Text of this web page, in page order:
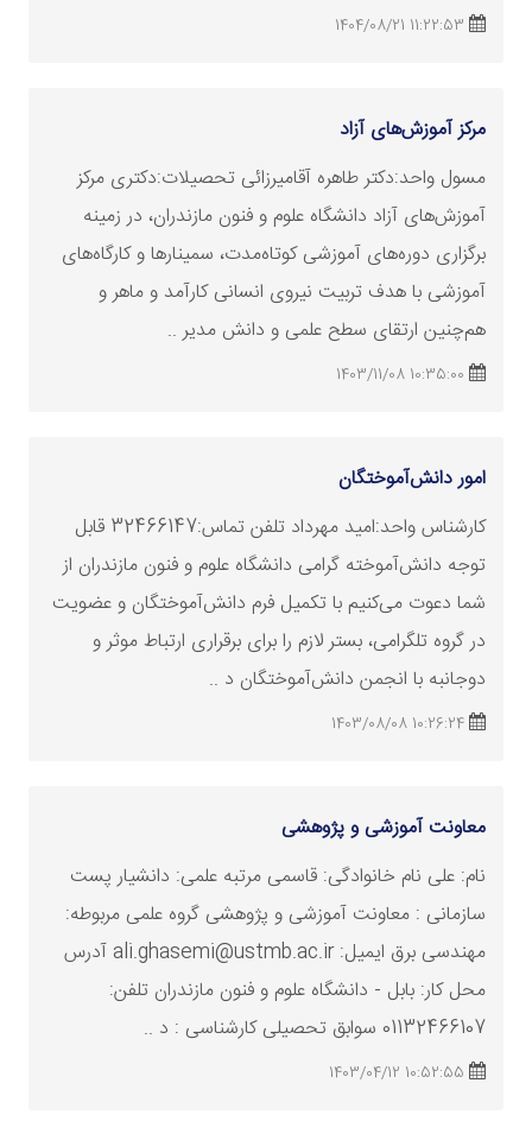
11:22:53 1404/08/21
مرکز آموزش‌های آزاد
مسول واحد:دکتر طاهره آقامیرزائی تحصیلات:دکتری مرکز
آموزش‌های آزاد دانشگاه علوم و فنون مازندران، در زمینه
برگزاری دوره‌های آموزشی کوتاه‌مدت، سمینارها و کارگاه‌های
آموزشی با هدف تربیت نیروی انسانی کارآمد و ماهر و
هم‌چنین ارتقای سطح علمی و دانش مدیر ..
10:35:00 1403/11/08
امور دانش‌آموختگان
کارشناس واحد:امید مهرداد تلفن تماس:32466147 قابل
توجه دانش‌آموخته گرامی دانشگاه علوم و فنون مازندران از
شما دعوت می‌کنیم با تکمیل فرم دانش‌آموختگان و عضویت
در گروه تلگرامی، بستر لازم را برای برقراری ارتباط موثر و
دوجانبه با انجمن دانش‌آموختگان د ..
10:26:24 1403/08/08
معاونت آموزشی و پژوهشی
نام: علی نام خانوادگی: قاسمی مرتبه علمی: دانشیار پست
سازمانی : معاونت آموزشی و پژوهشی گروه علمی مربوطه:
مهندسی برق ایمیل: ali.ghasemi@ustmb.ac.ir آدرس
محل کار: بابل - دانشگاه علوم و فنون مازندران تلفن:
01132466107 سوابق تحصیلی کارشناسی : د ..
10:52:55 1403/04/12